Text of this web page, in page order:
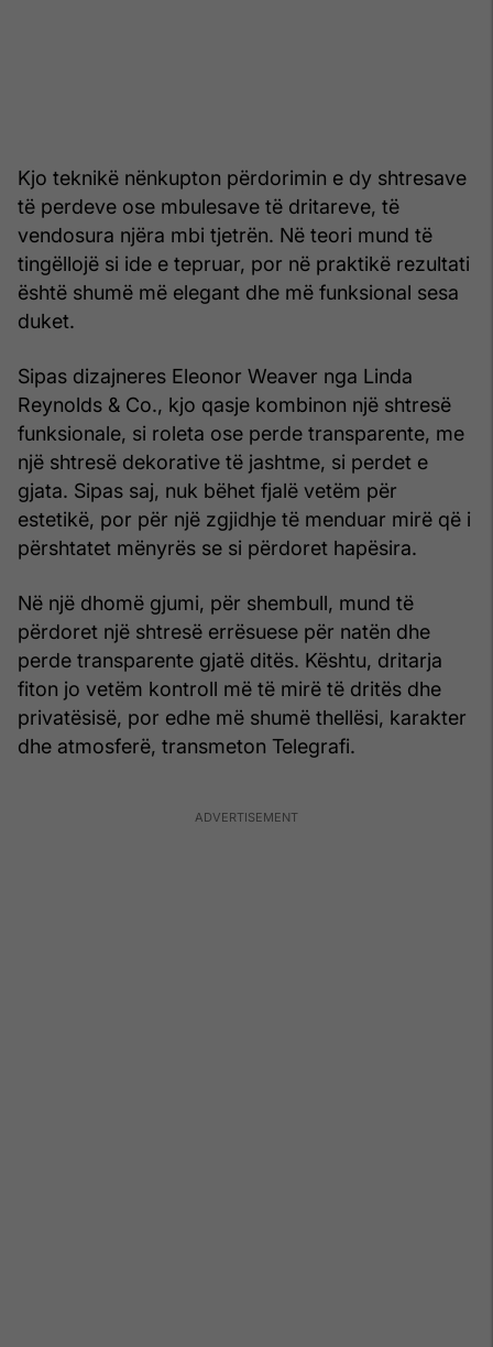
Kjo teknikë nënkupton përdorimin e dy shtresave
të perdeve ose mbulesave të dritareve, të
vendosura njëra mbi tjetrën. Në teori mund të
tingëllojë si ide e tepruar, por në praktikë rezultati
është shumë më elegant dhe më funksional sesa
duket.
Sipas dizajneres Eleonor Weaver nga Linda
Reynolds & Co., kjo qasje kombinon një shtresë
funksionale, si roleta ose perde transparente, me
një shtresë dekorative të jashtme, si perdet e
gjata. Sipas saj, nuk bëhet fjalë vetëm për
estetikë, por për një zgjidhje të menduar mirë që i
përshtatet mënyrës se si përdoret hapësira.
Në një dhomë gjumi, për shembull, mund të
përdoret një shtresë errësuese për natën dhe
perde transparente gjatë ditës. Kështu, dritarja
fiton jo vetëm kontroll më të mirë të dritës dhe
privatësisë, por edhe më shumë thellësi, karakter
dhe atmosferë, transmeton Telegrafi.